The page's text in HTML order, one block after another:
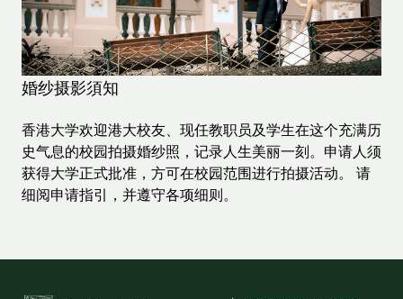
婚纱摄影須知
香港大学欢迎港大校友、现任教职员及学生在这个充满历
史气息的校园拍摄婚纱照，记录人生美丽一刻。申请人须
获得大学正式批准，方可在校园范围进行拍摄活动。 请
细阅申请指引，并遵守各项细则。